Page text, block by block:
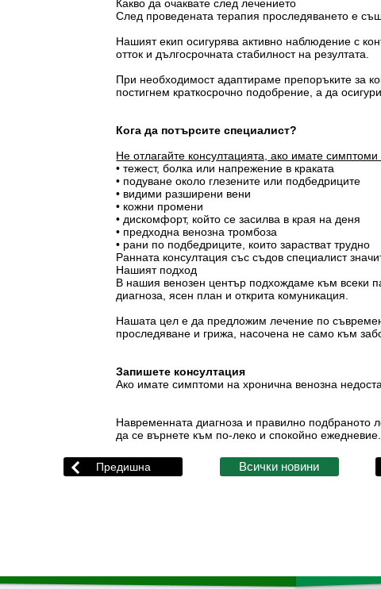
Какво да очаквате след лечението
След проведената терапия проследяването е
Нашият екип осигурява активно наблюдение с
отток и дългосрочната стабилност на резултата.
При необходимост адаптираме препоръките за
постигнем краткосрочно подобрение, а да
Кога да потърсите специалист?
Не отлагайте консултацията, ако имате симптоми
• тежест, болка или напрежение в краката
• подуване около глезените или подбедриците
• видими разширени вени
• кожни промени
• дискомфорт, който се засилва в края на деня
• предходна венозна тромбоза
• рани по подбедриците, които зарастват трудно
Ранната консултация със съдов специалист
Нашият подход
В нашия венозен център подхождаме към всеки
диагноза, ясен план и открита комуникация.
Нашата цел е да предложим лечение по
проследяване и грижа, насочена не само към
Запишете консултация
Ако имате симптоми на хронична венозна
Навременната диагноза и правилно подбраното
да се върнете към по-леко и спокойно ежедневие.